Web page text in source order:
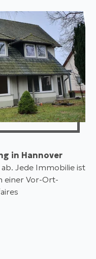
in Hannover
Jede Immobilie ist
einer Vor-Ort-